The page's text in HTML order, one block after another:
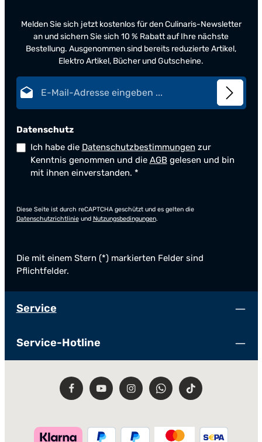
Melden Sie sich jetzt kostenlos für den Culinaris-Newsletter
an und sichern Sie sich 10 % Rabatt auf Ihre nächste
Bestellung. Ausgenommen sind bereits reduzierte Artikel,
Elektro Artikel, Bücher und Gutscheine.
Datenschutz
Ich habe die Datenschutzbestimmungen zur
Kenntnis genommen und die AGBgelesen und bin
mit ihnen einverstanden. *
Diese Seite ist durch reCAPTCHA geschützt und es gelten die
Datenschutzrichtlinieund Nutzungsbedingungen.
Die mit einem Stern (*) markierten Felder sind
Pflichtfelder.
Service
Service-Hotline